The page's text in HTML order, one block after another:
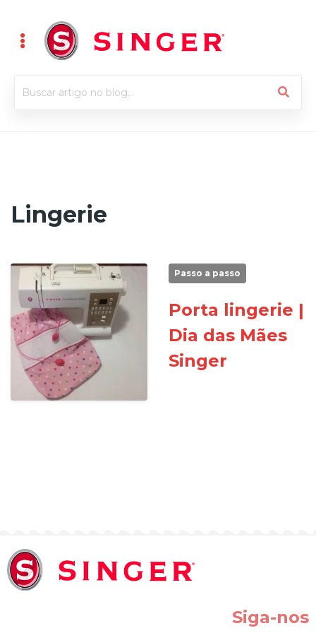
Lingerie
Passo a passo
Porta lingerie |
Dia das Mães
Singer
Siga-nos